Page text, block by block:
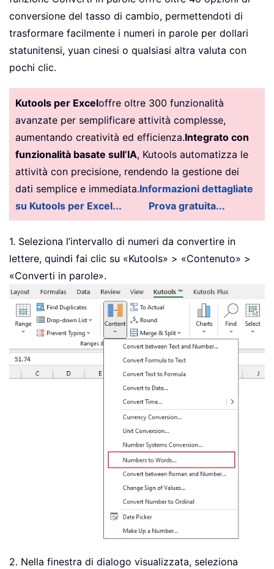
SpellNumberToEnglish Dollars
End
Function
Function GetTens(pTens)
Dim Result As String
Result
If Val(Left(pTens, 1)) = 1 Then
Select Case Val( pTens)
Case 10 : Result = "Ten"
Case
11 : Result =
"Eleven"
"Twelve"
Case
13: Result = "Thirteen"
Case 14: Result = "Fourteen"
Case 15: Result = "Fifteen"
Case
Result = "Sixteen"
Case 17: Result = "Seventeen"
Case
18: Result = "Eighteen"
Case 19: Result =
"Nineteen"
End
Select
Case Val ( Left pTens, ))
Case
: Result = "Twenty "
Case 3 Result = "Thirty "
Result = "Forty "
Case 5 Result = "Fifty "
Result =
Result = "Seventy "
Result = "Eighty "
Else
Result & GetDigit
Result
Select
Case Val(pDigit)
conversione del tasso di cambio, permettendoti di
trasformare facilmente i numeri in parole per dollari
statunitensi, yuan cinesi o qualsiasi altra valuta con
pochi clic.
Kutools per Exceloffre oltre 300 funzionalità
avanzate per semplificare attività complesse,
aumentando creatività ed efficienza.Integrato con
funzionalità basate sull’IA, Kutools automatizza le
attività con precisione, rendendo la gestione dei
dati semplice e immediata.Informazioni dettagliate
su Kutools per Excel...
Prova gratuita...
1. Seleziona l’intervallo di numeri da convertire in
lettere, quindi fai clic su «Kutools» > «Contenuto» >
«Converti in parole».
2. Nella finestra di dialogo visualizzata, seleziona